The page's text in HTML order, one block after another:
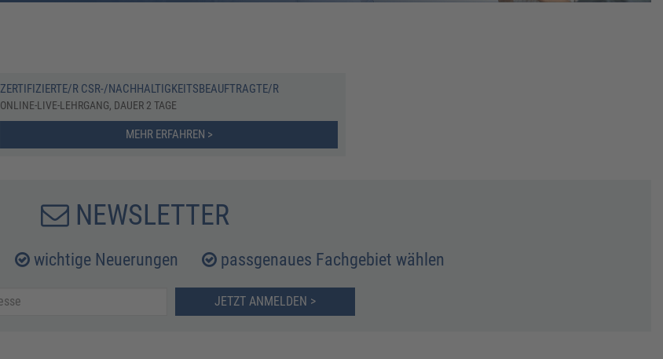
ZERTIFIZIERTE/R CSR-/NACHHALTIGKEITSBEAUFTRAGTE/R
ONLINE-LIVE-LEHRGANG, DAUER 2 TAGE
MEHR ERFAHREN >
NEWSLETTER
wichtige Neuerungen passgenaues Fachgebiet wählen
JETZT ANMELDEN >